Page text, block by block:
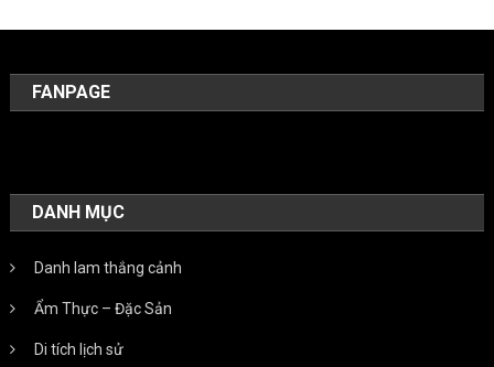
FANPAGE
DANH MỤC
Danh lam thắng cảnh
Ẩm Thực – Đặc Sản
Di tích lịch sử